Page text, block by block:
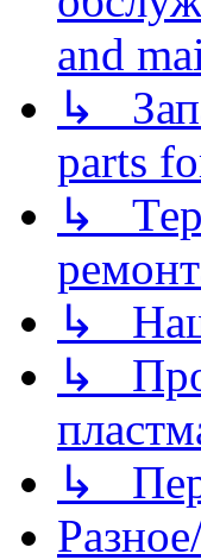
and
↳
parts
↳
↳
↳
↳